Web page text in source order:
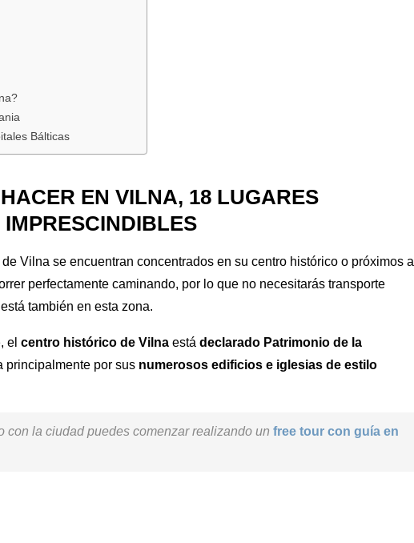
Bálticas
EN VILNA, 18 LUGARES
IMPRESCINDIBLES
Vilna se encuentran concentrados en su centro histórico o próximos a
perfectamente caminando, por lo que no necesitarás transporte
también en esta zona.
el centro histórico de Vilna está declarado Patrimonio de la
principalmente por sus numerosos edificios e iglesias de estilo
con la ciudad puedes comenzar realizando un free tour con guía en